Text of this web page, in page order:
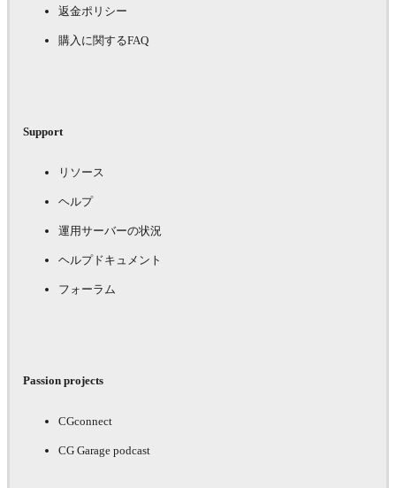
返金ポリシー
購入に関するFAQ
Support
リソース
ヘルプ
運用サーバーの状況
ヘルプドキュメント
フォーラム
Passion projects
CGconnect
CG Garage podcast